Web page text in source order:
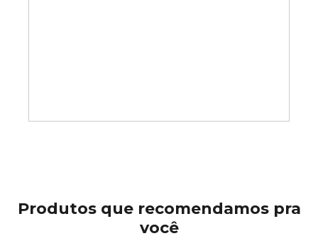
Produtos que recomendamos pra
você